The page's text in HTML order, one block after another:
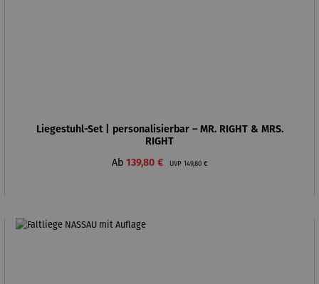
Liegestuhl-Set | personalisierbar – MR. RIGHT & MRS.
RIGHT
Verkaufspreis:
Ab 139,80 € UVP Regulärer Preis:
149,80 €